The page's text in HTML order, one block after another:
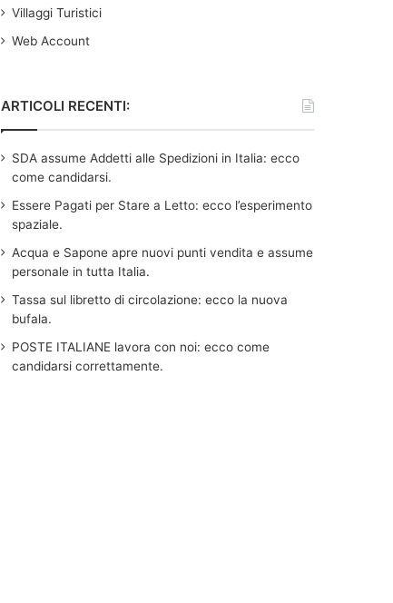
Villaggi Turistici
Web Account
ARTICOLI RECENTI:
SDA assume Addetti alle Spedizioni in Italia: ecco
come candidarsi.
Essere Pagati per Stare a Letto: ecco l’esperimento
spaziale.
Acqua e Sapone apre nuovi punti vendita e assume
personale in tutta Italia.
Tassa sul libretto di circolazione: ecco la nuova
bufala.
POSTE ITALIANE lavora con noi: ecco come
candidarsi correttamente.